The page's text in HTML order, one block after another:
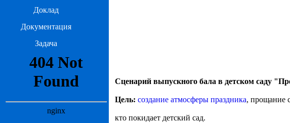
Доклад
Документация
Задача
Сценарий выпускного бала в детском саду
Цель: создание атмосферы праздника, прощание
кто покидает детский сад.